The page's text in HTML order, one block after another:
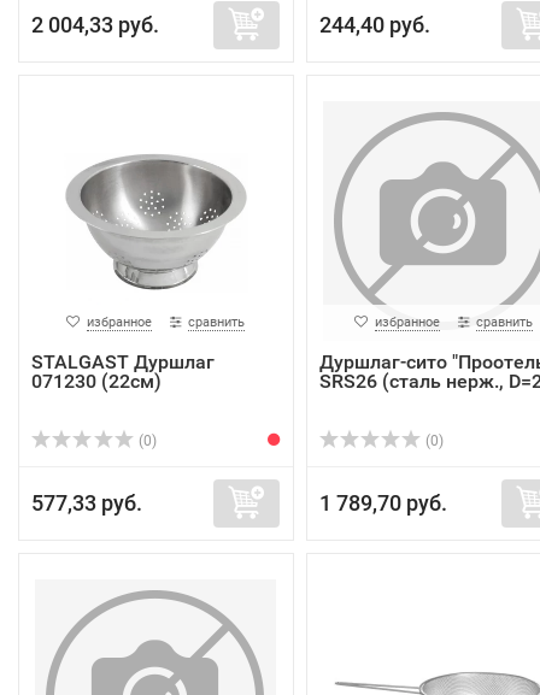
2 004,33 руб. 244,40 руб.
избранное сравнить
STALGAST Дуршлаг
071230 (22см)
(0)
577,33 руб.
избранное сравнить
Дуршлаг-сито
SRS26 (сталь нерж.,
(0)
1 789,70 руб.